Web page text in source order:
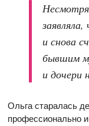
и снова
бывшим
и дочери
Ольга старалась
профессионально